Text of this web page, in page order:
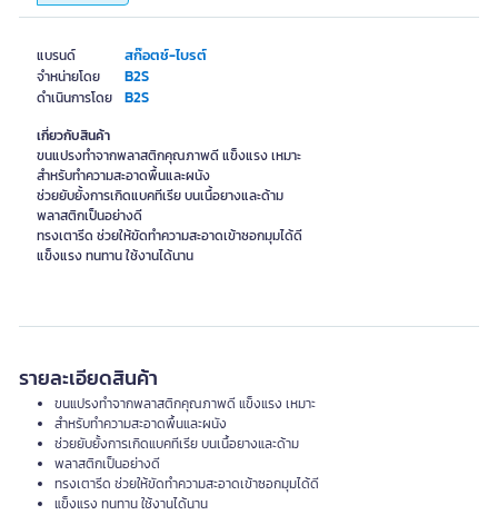
แบรนด์ สก๊อตช์-ไบรต์
จำหน่ายโดย B2S
ดำเนินการโดย B2S
เกี่ยวกับสินค้า
ขนแปรงทำจากพลาสติกคุณภาพดี แข็งแรง เหมาะ
สำหรับทำความสะอาดพื้นและผนัง
ช่วยยับยั้งการเกิดแบคทีเรีย บนเนื้อยางและด้าม
พลาสติกเป็นอย่างดี
ทรงเตารีด ช่วยให้ขัดทำความสะอาดเข้าซอกมุมได้ดี
แข็งแรง ทนทาน ใช้งานได้นาน
รายละเอียดสินค้า
ขนแปรงทำจากพลาสติกคุณภาพดี แข็งแรง เหมาะ
สำหรับทำความสะอาดพื้นและผนัง
ช่วยยับยั้งการเกิดแบคทีเรีย บนเนื้อยางและด้าม
พลาสติกเป็นอย่างดี
ทรงเตารีด ช่วยให้ขัดทำความสะอาดเข้าซอกมุมได้ดี
แข็งแรง ทนทาน ใช้งานได้นาน